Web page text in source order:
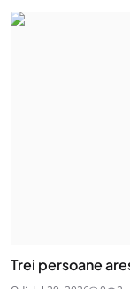
Trei persoane